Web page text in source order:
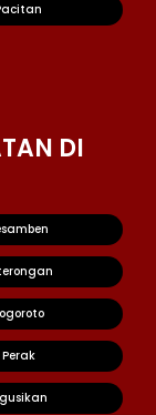
DI
Perak